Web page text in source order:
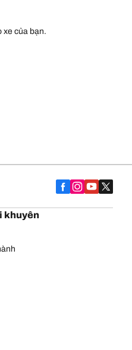
xe của bạn.
khuyên